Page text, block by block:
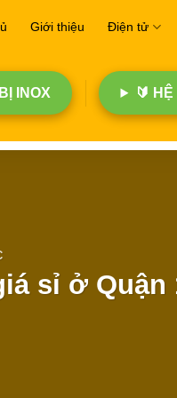
Giới thiệu Điện tử
INOX 🔰
sỉ ở Quận